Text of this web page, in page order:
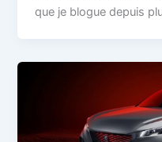
que je blogue depuis